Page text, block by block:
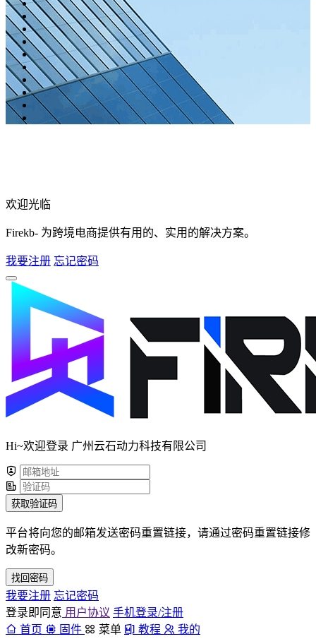
欢迎光临
Firekb- 为跨境电商提供有用的、实用的解决方案。
我要注册 忘记密码
Hi~欢迎登录 广州云石动力科技有限公司
获取验证码
平台将向您的邮箱发送密码重置链接，请通过密码重置链接修
改新密码。
找回密码
我要注册 忘记密码
登录即同意 用户协议 手机登录/注册
首页
固件 菜单 教程 我的